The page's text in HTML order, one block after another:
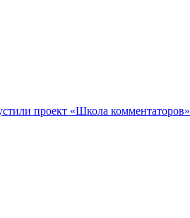
проект «Школа комментаторов»